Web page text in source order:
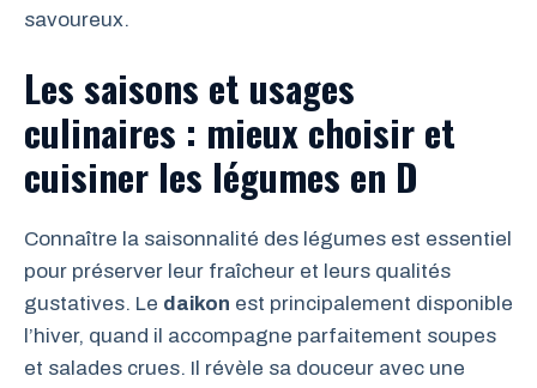
savoureux.
Les saisons et usages
culinaires : mieux choisir et
cuisiner les légumes en D
Connaître la saisonnalité des légumes est essentiel
pour préserver leur fraîcheur et leurs qualités
gustatives. Le daikon est principalement disponible
l’hiver, quand il accompagne parfaitement soupes
et salades crues. Il révèle sa douceur avec une